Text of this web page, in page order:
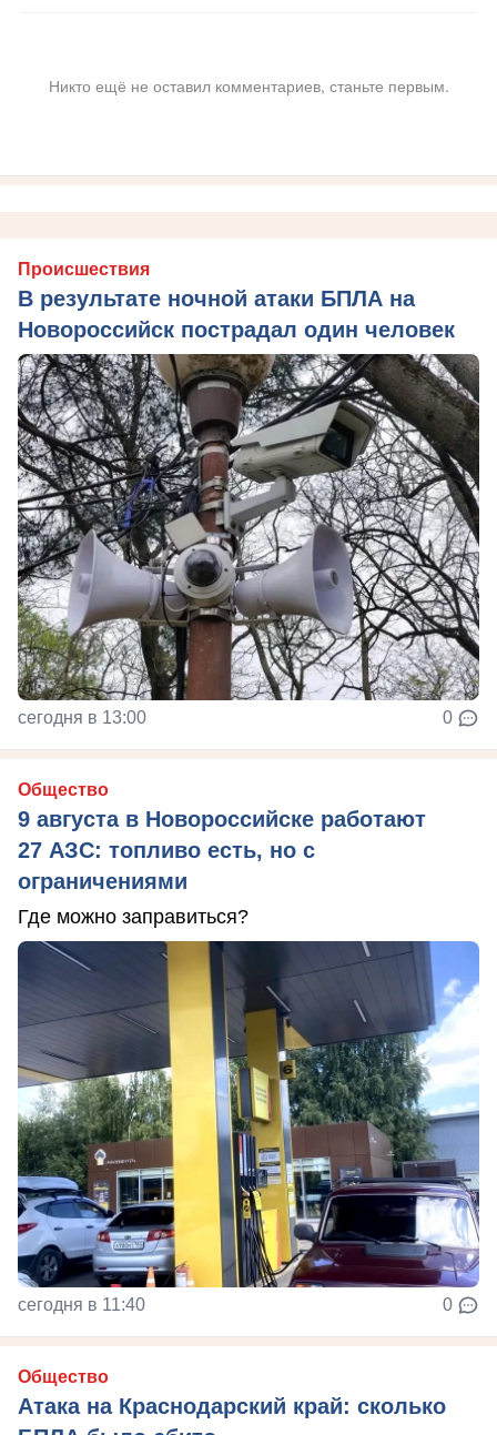
Никто ещё не оставил комментариев, станьте первым.
Происшествия
В результате ночной атаки БПЛА на
Новороссийск пострадал один человек
сегодня в 13:00 0
Общество
9 августа в Новороссийске работают
27 АЗС: топливо есть, но с
ограничениями
Где можно заправиться?
сегодня в 11:40 0
Общество
Атака на Краснодарский край: сколько